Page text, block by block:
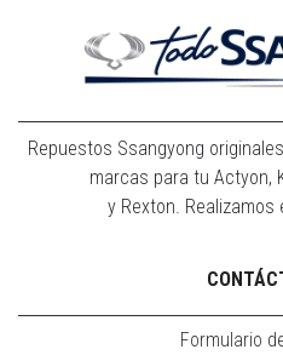
Repuestos Ssangyong
marcas para tu Actyon,
y Rexton.
Formulario